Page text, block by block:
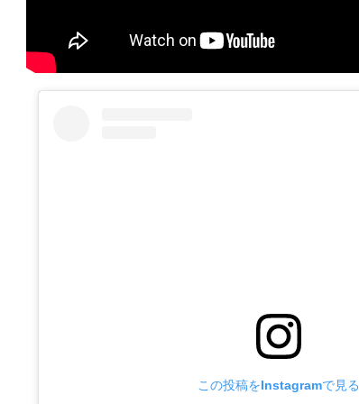
この投稿をInstagramで見る